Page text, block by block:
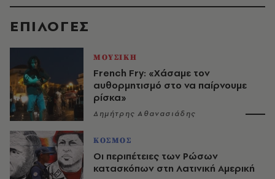
EΠΙΛΟΓΈΣ
ΜΟΥΣΙΚΗ
French Fry: «Χάσαμε τον
αυθορμητισμό στο να παίρνουμε
ρίσκα»
Δημήτρης Αθανασιάδης
ΚΟΣΜΟΣ
Οι περιπέτειες των Ρώσων
κατασκόπων στη Λατινική Αμερική